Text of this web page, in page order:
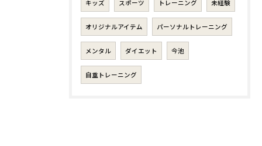
キッズ スポーツ トレーニング 未経験
オリジナルアイテム パーソナルトレーニング
メンタル ダイエット 今池
自重トレーニング